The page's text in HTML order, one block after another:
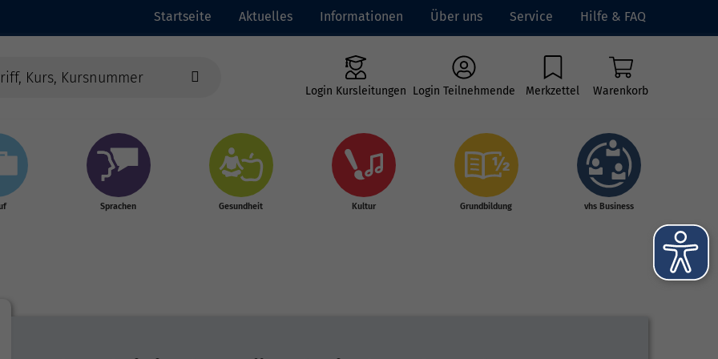
Startseite Aktuelles Informationen Über uns Service Hilfe & FAQ
Login Kursleitungen Login Teilnehmende Merkzettel Warenkorb
Sprachen Gesundheit Kultur Grundbildung vhs Business